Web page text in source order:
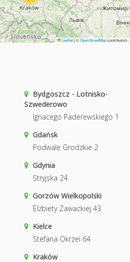
Leaflet|©OpenStreetMapcontributors
Bydgoszcz - Lotnisko-
Szwederowo
Ignacego Paderewskiego 1
Gdańsk
Podwale Grodzkie 2
Gdynia
Stryjska 24
Gorzów Wielkopolski
Elżbiety Zawackiej 43
Kielce
Stefana Okrzei 64
Kraków